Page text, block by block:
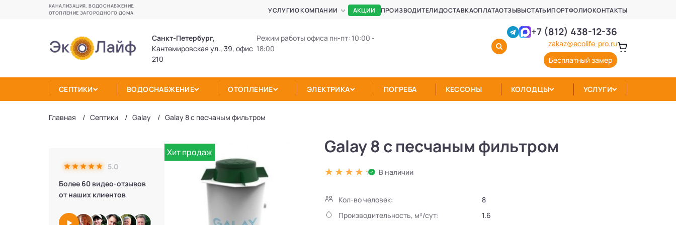
КАНАЛИЗАЦИЯ, ВОДОСНАБЖЕНИЕ,
ОТОПЛЕНИЕ ЗАГОРОДНОГО ДОМА
УСЛУГИО КОМПАНИИ АКЦИИ ПРОИЗВОДИТЕЛИДОСТАВКАОПЛАТАОТЗЫВЫСТАТЬИПОРТФОЛИОКОНТАКТЫ
Санкт-Петербург,
Кантемировская ул., 39, офис
210
Режим работы офиса пн-пт: 10:00 -
18:00
+7 (812) 438-12-36
zakaz@ecolife-pro.ru
Бесплатный замер
СЕПТИКИ ВОДОСНАБЖЕНИЕ ОТОПЛЕНИЕ ЭЛЕКТРИКА ПОГРЕБА КЕССОНЫ КОЛОДЦЫ УСЛУГИ
Главная Септики Galay Galay 8 с песчаным фильтром
5.0
Более 60 видео-отзывов
от наших клиентов
Хит продаж Galay 8 с песчаным фильтром
В наличии
Кол-во человек:
8
Производительность, м³/сут:
1.6